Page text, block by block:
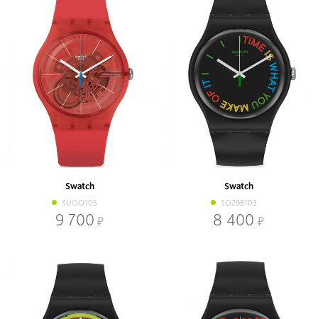
Swatch
SUOO105
9 700
Swatch
SO29B103
8 400